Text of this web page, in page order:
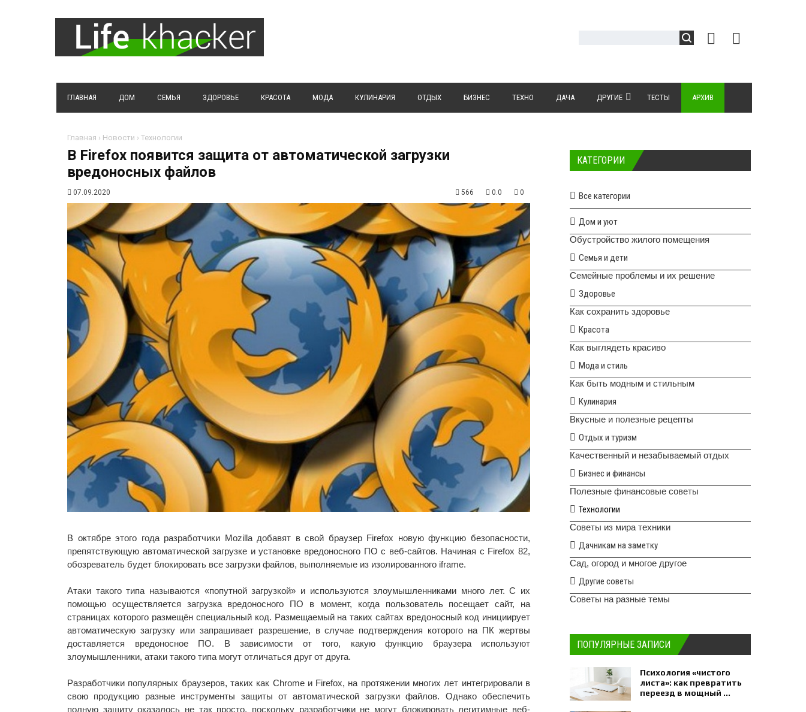
ГЛАВНАЯ ДОМ СЕМЬЯ ЗДОРОВЬЕ КРАСОТА МОДА КУЛИНАРИЯ ОТДЫХ БИЗНЕС ТЕХНО ДАЧА ДРУГИЕ ТЕСТЫ АРХИВ
Главная › Новости › Технологии
В Firefox появится защита от автоматической загрузки
вредоносных файлов
07.09.2020 566 0.0 0
В октябре этого года разработчики Mozilla добавят в свой браузер Firefox новую функцию безопасности,
препятствующую автоматической загрузке и установке вредоносного ПО с веб-сайтов. Начиная с Firefox 82,
обозреватель будет блокировать все загрузки файлов, выполняемые из изолированного iframe.
Атаки такого типа называются «попутной загрузкой» и используются злоумышленниками много лет. С их
помощью осуществляется загрузка вредоносного ПО в момент, когда пользователь посещает сайт, на
страницах которого размещён специальный код. Размещаемый на таких сайтах вредоносный код инициирует
автоматическую загрузку или запрашивает разрешение, в случае подтверждения которого на ПК жертвы
доставляется вредоносное ПО. В зависимости от того, какую функцию браузера используют
злоумышленники, атаки такого типа могут отличаться друг от друга.
Разработчики популярных браузеров, таких как Chrome и Firefox, на протяжении многих лет интегрировали в
свою продукцию разные инструменты защиты от автоматической загрузки файлов. Однако обеспечить
полную защиту оказалось не так просто, поскольку разработчики не могут блокировать легитимные веб-
КАТЕГОРИИ
Все категории
Дом и уют
Обустройство жилого помещения
Семья и дети
Семейные проблемы и их решение
Здоровье
Как сохранить здоровье
Красота
Как выглядеть красиво
Мода и стиль
Как быть модным и стильным
Кулинария
Вкусные и полезные рецепты
Отдых и туризм
Качественный и незабываемый отдых
Бизнес и финансы
Полезные финансовые советы
Технологии
Советы из мира техники
Дачникам на заметку
Сад, огород и многое другое
Другие советы
Советы на разные темы
ПОПУЛЯРНЫЕ ЗАПИСИ
Психология «чистого
листа»: как превратить
переезд в мощный ...